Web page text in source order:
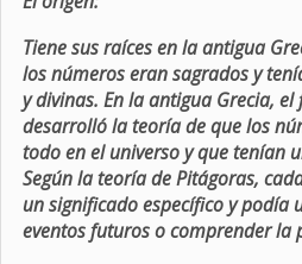
Tiene sus raíces en la antigua
los números eran sagrados y
y divinas. En la antigua Grecia,
desarrolló la teoría de que los
todo en el universo y que tenían
Según la teoría de Pitágoras,
un significado específico y podía
eventos futuros o comprender la